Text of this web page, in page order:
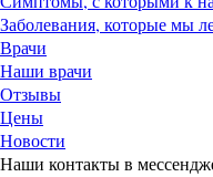
Заболевания, которые мы
Врачи
Наши врачи
Отзывы
Цены
Новости
Наши контакты в